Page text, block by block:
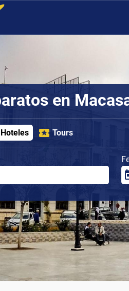
en
Hoteles Tours